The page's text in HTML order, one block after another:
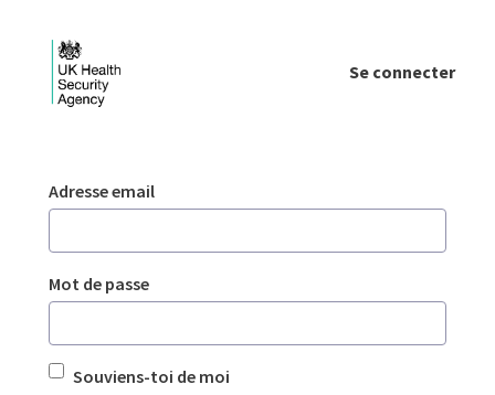
Se connecter
Authentification
Adresse email
Mot de passe
Souviens-toi de moi